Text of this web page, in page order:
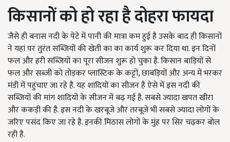
किसानों को हो रहा है दोहरा फायदा
जैसे ही बनास नदी के पेटे में पानी की मात्रा कम हुई है उसके बाद ही किसानों
ने यहां पर तुरंत सब्जियों की खेती का का कार्य शुरू कर दिया था. इन दिनों
फल और हरी सब्जियों का पूरा सीजन शुरू हो चुका है. किसान बाड़ियों से
फल और सब्जी को तोड़कर प्लास्टिक के कट्टों, छाबड़ियों और अन्य में भरकर
मंडी में पहुंचाए जा रहे है. यह शादियों का सीजन है ऐसे में इस नदी की
सब्जियों की मांग शादियों के सीजन में बढ़ गई है. सबसे ज्यादा खपत खीरा
और ककड़ी की है. इस नदी के खरबूजे और तरबूजे भी सबसे ज्यादा लोगों के
जरिए पसंद किए जा रहे है. इनकी मिठास लोगों के मुंह पर सिर चढ़कर बोल
रही है.